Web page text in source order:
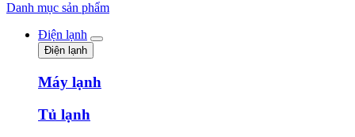
Danh mục sản phẩm
Điện lạnh
Điện lạnh
Máy lạnh
Tủ lạnh